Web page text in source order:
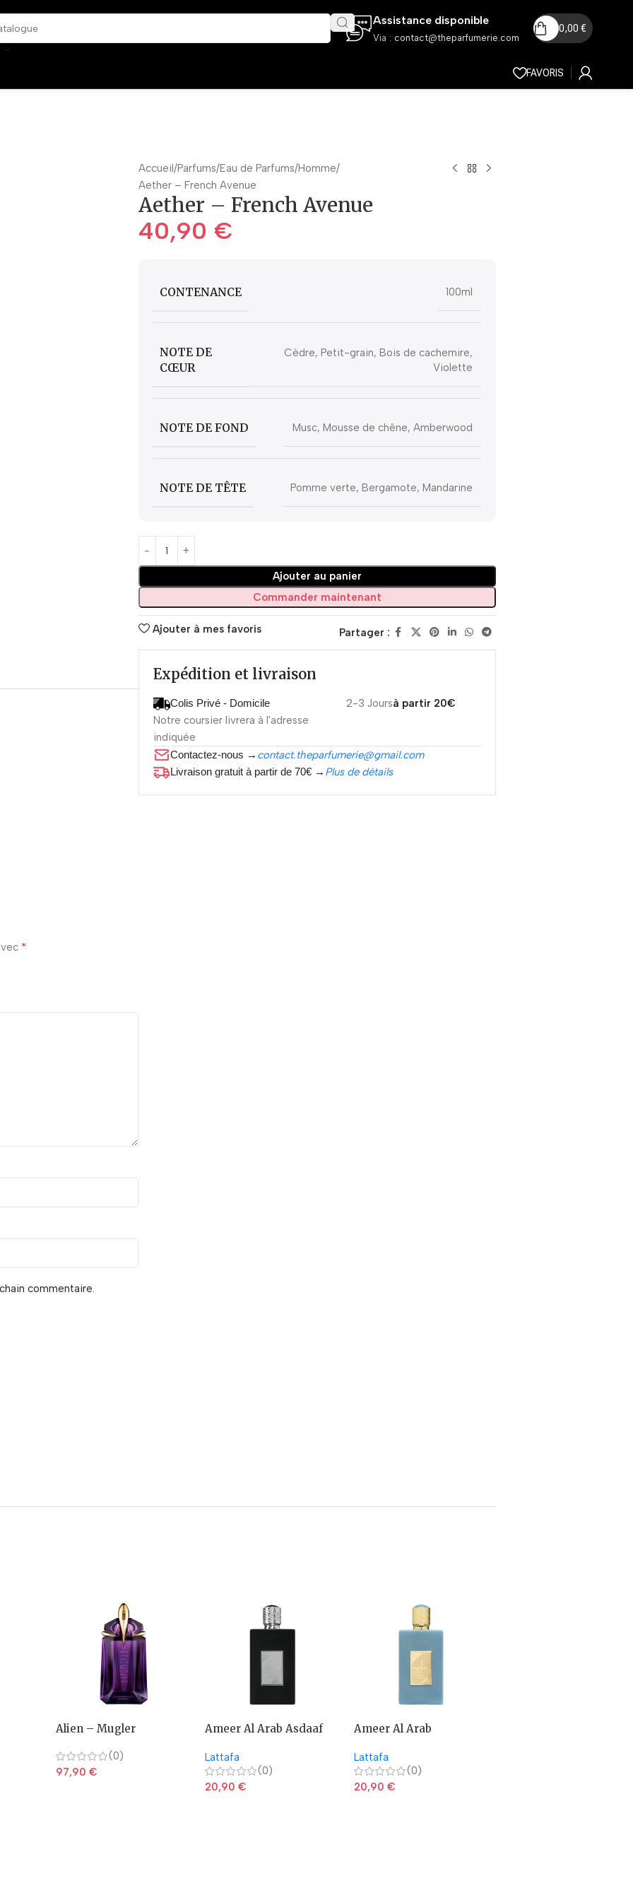
Assistance disponible
Via : contact@theparfumerie.com
0,00 €
FAVORIS
*
commentaire.
Accueil Parfums Eau de Parfums Homme
Aether – French Avenue
Aether – French Avenue
40,90 €
CONTENANCE 100ml
NOTE DE
CŒUR
Cèdre, Petit-grain, Bois de cachemire,
Violette
NOTE DE FOND Musc, Mousse de chêne, Amberwood
NOTE DE TÊTE Pomme verte, Bergamote, Mandarine
Ajouter au panier
Commander maintenant
Ajouter à mes favoris Partager :
Expédition et livraison
Colis Privé - Domicile
Notre coursier livrera à l'adresse
indiquée
2-3 Joursà partir 20€
Contactez-nous → contact.theparfumerie@gmail.com
Livraison gratuit à partir de 70€ → Plus de détails
Alien – Mugler
(0)
97,90€
Ameer Al Arab Asdaaf
Lattafa
(0)
20,90€
Ameer Al Arab
Lattafa
(0)
20,90 €